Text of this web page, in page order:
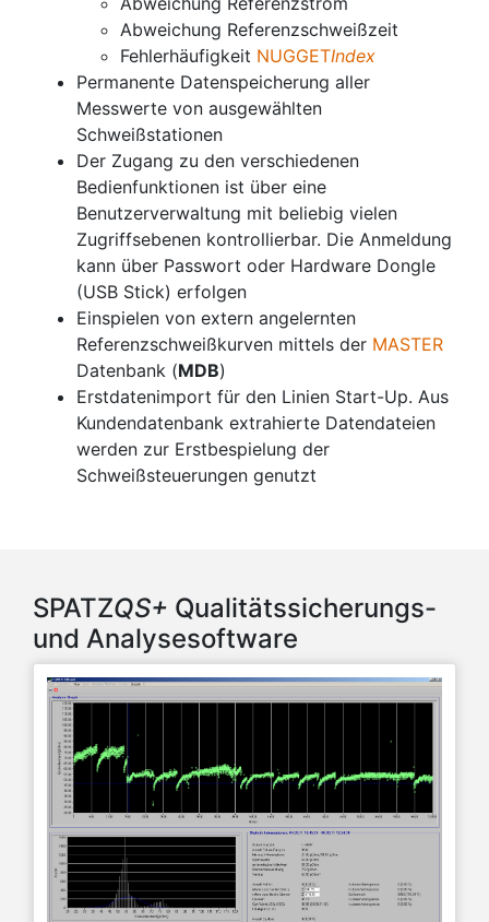
Abweichung Referenzschweißzeit
Fehlerhäufigkeit NUGGETIndex
Permanente Datenspeicherung aller
Messwerte von ausgewählten
Schweißstationen
Der Zugang zu den verschiedenen
Bedienfunktionen ist über eine
Benutzerverwaltung mit beliebig vielen
Zugriffsebenen kontrollierbar. Die Anmeldung
kann über Passwort oder Hardware Dongle
(USB Stick) erfolgen
Einspielen von extern angelernten
Referenzschweißkurven mittels der MASTER
Datenbank (MDB)
Erstdatenimport für den Linien Start-Up. Aus
Kundendatenbank extrahierte Datendateien
werden zur Erstbespielung der
Schweißsteuerungen genutzt
SPATZQS+ Qualitätssicherungs-
und Analysesoftware